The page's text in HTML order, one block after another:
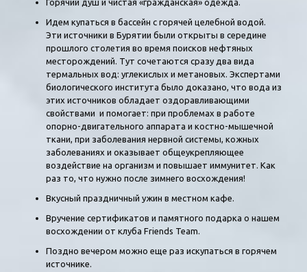
Горячий душ и чистая «гражданская» одежда.
Идем купаться в бассейн с горячей целебной водой.
Эти источники в Бурятии были открыты в середине
прошлого столетия во время поисков нефтяных
месторождений. Тут сочетаются сразу два вида
термальных вод: углекислых и метановых. Экспертами
биологического института было доказано, что вода из
этих источников обладает оздоравливающими
свойствами и помогает: при проблемах в работе
опорно-двигательного аппарата и костно-мышечной
ткани, при заболевания нервной системы, кожных
заболеваниях и оказывает общеукрепляющее
воздействие на организм и повышает иммунитет. Как
раз то, что нужно после зимнего восхождения!
Вкусный праздничный ужин в местном кафе.
Вручение сертификатов и памятного подарка о нашем
восхождении от клуба Friends Team.
Поздно вечером можно еще раз искупаться в горячем
источнике.